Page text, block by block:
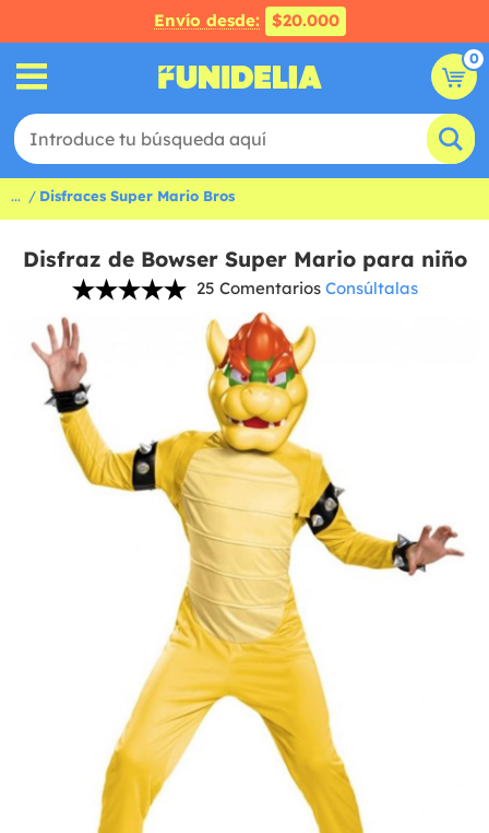
Envío desde: $20.000
0
... Disfraces Super Mario Bros
Disfraz de Bowser Super Mario para niño
25 Comentarios Consúltalas